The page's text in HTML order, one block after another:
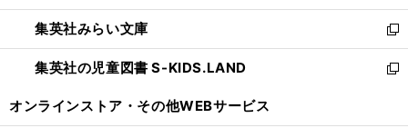
開
く
ウ
で
開
く
ン
ド
ウ
で
ウ
ィ
ン
ド
集英社みらい文庫
新
し
い
集英社の児童図書 S-KIDS.LAND
新
オンラインストア・ その他WEBサービス